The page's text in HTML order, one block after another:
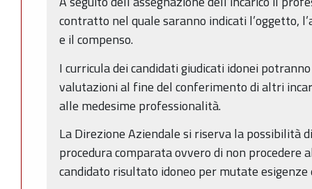
contratto nel quale saranno indicati l’oggetto,
e il compenso.
I curricula dei candidati giudicati idonei
valutazioni al fine del conferimento di altri
alle medesime professionalità.
La Direzione Aziendale si riserva la possibilità
procedura comparata ovvero di non procedere
candidato risultato idoneo per mutate